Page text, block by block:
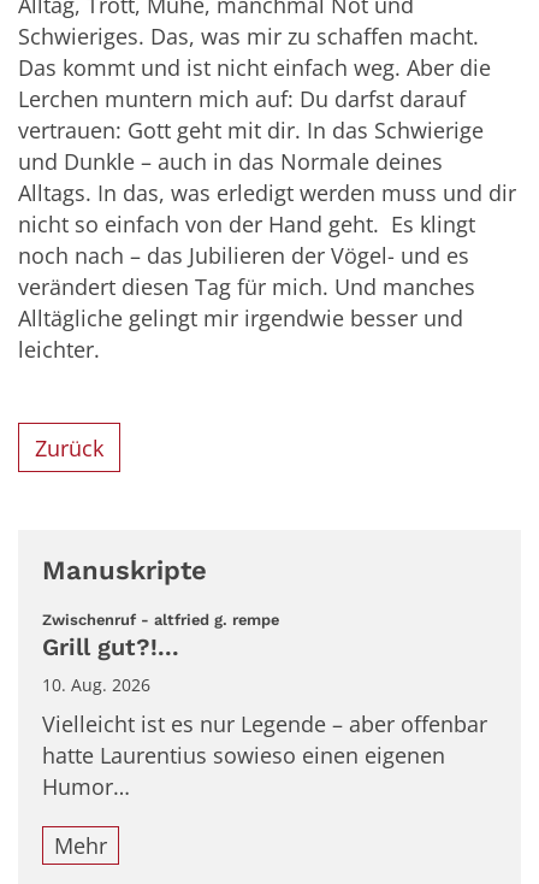
Schwieriges. Das, was mir zu schaffen macht.
Das kommt und ist nicht einfach weg. Aber die
Lerchen muntern mich auf: Du darfst darauf
vertrauen: Gott geht mit dir. In das Schwierige
und Dunkle – auch in das Normale deines
Alltags. In das, was erledigt werden muss und dir
nicht so einfach von der Hand geht. Es klingt
noch nach – das Jubilieren der Vögel- und es
verändert diesen Tag für mich. Und manches
Alltägliche gelingt mir irgendwie besser und
leichter.
Zurück
Manuskripte
Zwischenruf - altfried g. rempe:
Grill gut?!...
10. Aug. 2026
Vielleicht ist es nur Legende – aber offenbar
hatte Laurentius sowieso einen eigenen
Humor…
Mehr